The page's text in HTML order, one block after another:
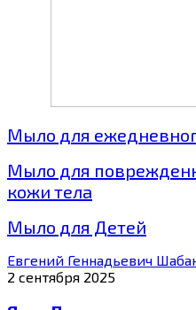
Мыло для
Мыло для
кожи тела
Мыло для Детей
Евгений Геннадьевич
2 сентября 2025